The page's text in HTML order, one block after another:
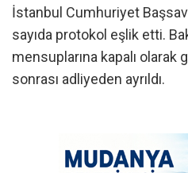
İstanbul Cumhuriyet
sayıda protokol eşlik etti.
mensuplarına kapalı
sonrası adliyeden ayrıldı.